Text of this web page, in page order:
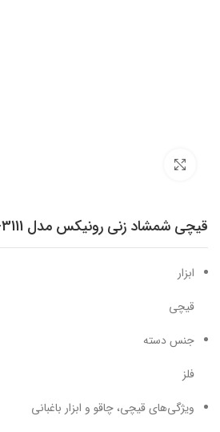
قیچی شمشاد زنی رونیکس مدل RH-3111
ابزار
قیچی
جنس دسته
فلز
ویژگی‌های قیچی‌، چاقو و ابزار باغبانی